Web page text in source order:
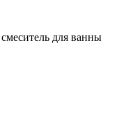
для ванны